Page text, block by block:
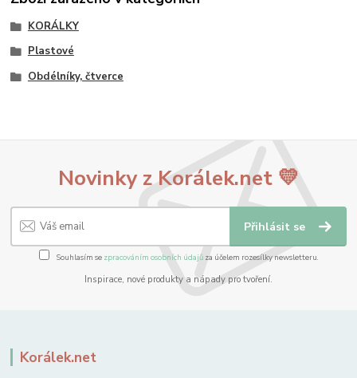
KORÁLKY
Plastové
Obdélníky, čtverce
Novinky z Korálek.net 💛
Přihlásit se
Souhlasím se zpracováním osobních údajůza účelem rozesílky newsletteru.
Inspirace, nové produkty a nápady pro tvoření.
Korálek.net